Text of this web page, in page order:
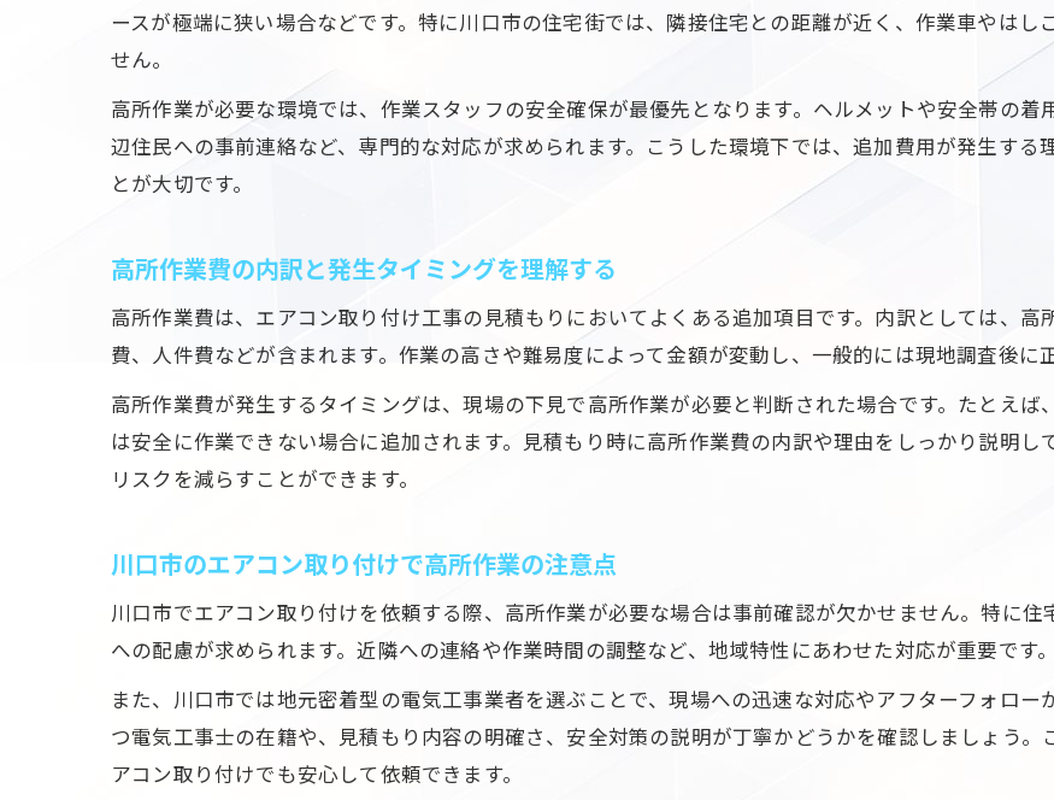
高所作業で取付不可となるケースを紹介
事前申告で回避できる電気工事トラブル例
川口市でエアコン工事を断られない依頼方法
安全基準を満たす高所エアコン工事のコツ
高所作業の電気工事で守るべき安全基準
電気工事業者選びで重視したい安全対策
高所作業車利用時の注意点と安全確認項目
ースが極端に狭い場合などです。特に川口市の住宅街では、隣接住宅との距離が近く、作業車やはし
せん。
高所作業が必要な環境では、作業スタッフの安全確保が最優先となります。ヘルメットや安全帯の
辺住民への事前連絡など、専門的な対応が求められます。こうした環境下では、追加費用が発生する
とが大切です。
高所作業費の内訳と発生タイミングを理解する
高所作業費は、エアコン取り付け工事の見積もりにおいてよくある追加項目です。内訳としては、
費、人件費などが含まれます。作業の高さや難易度によって金額が変動し、一般的には現地調査後に
高所作業費が発生するタイミングは、現場の下見で高所作業が必要と判断された場合です。たとえ
は安全に作業できない場合に追加されます。見積もり時に高所作業費の内訳や理由をしっかり説明し
リスクを減らすことができます。
川口市のエアコン取り付けで高所作業の注意点
川口市でエアコン取り付けを依頼する際、高所作業が必要な場合は事前確認が欠かせません。特に
への配慮が求められます。近隣への連絡や作業時間の調整など、地域特性にあわせた対応が重要です。
また、川口市では地元密着型の電気工事業者を選ぶことで、現場への迅速な対応やアフターフォロ
つ電気工事士の在籍や、見積もり内容の明確さ、安全対策の説明が丁寧かどうかを確認しましょう
アコン取り付けでも安心して依頼できます。
ご相談はこちら
ご相談はこちら